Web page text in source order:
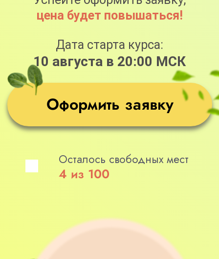
ВНИМАНИЕ! Сейчас для вас
действует акция «Повышение
вы получите тариф «С куратором»,
и оформляя тариф «С куратором»,
вы получите тариф
Варианты участия